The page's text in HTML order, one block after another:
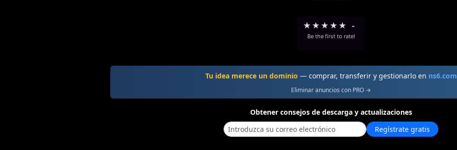
★ ★ ★ ★ ★ -
Be the first to rate!
Tu idea merece un dominio — comprar, transferir y gestionarlo en ns6.com
Eliminar anuncios con PRO →
Obtener consejos de descarga y actualizaciones
Regístrate gratis